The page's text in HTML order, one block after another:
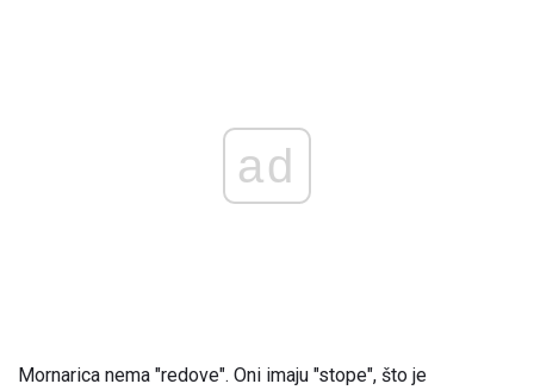
ad
Mornarica nema "redove". Oni imaju "stope", što je